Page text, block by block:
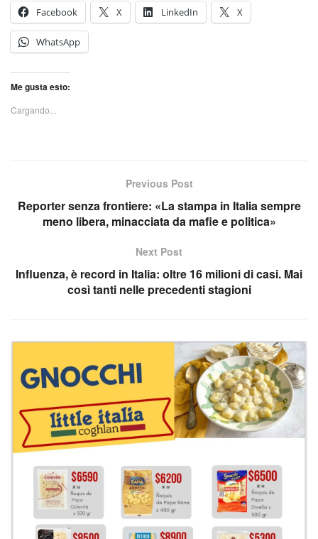
Facebook
X LinkedIn X
WhatsApp
Me gusta esto:
Cargando...
Previous Post
Reporter senza frontiere: «La stampa in Italia sempre
meno libera, minacciata da mafie e politica»
Next Post
Influenza, è record in Italia: oltre 16 milioni di casi. Mai
così tanti nelle precedenti stagioni